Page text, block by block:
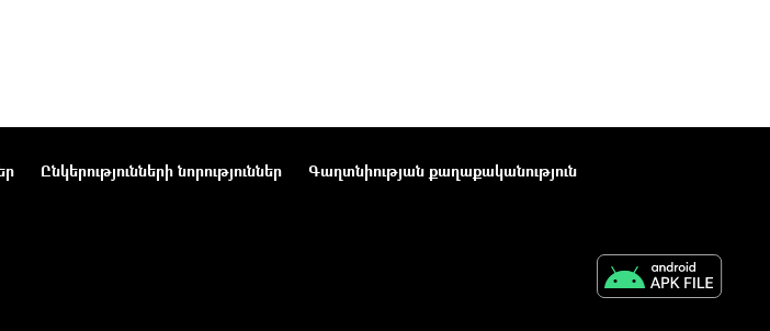
Ընկերությունների նորություններ
Գաղտնիության քաղաքականություն